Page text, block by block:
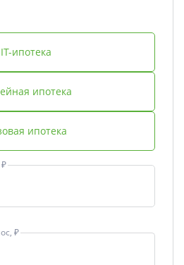
IT-ипотека
ипотека
ипотека
₽